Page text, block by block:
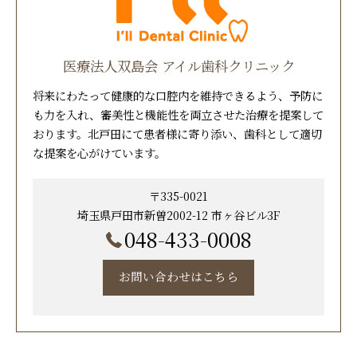
医療法人双島会 アイル歯科クリニック
将来にわたって健康的な口腔内を維持できるよう、予防に
も力を入れ、審美性と機能性を両立させた治療を提案して
おります。北戸田にて患者様に寄り添い、歯科として適切
な提案を心がけています。
〒335-0021
埼玉県戸田市新曽2002-12 市ヶ谷ビル3F
048-433-0008
お問い合わせはこちら